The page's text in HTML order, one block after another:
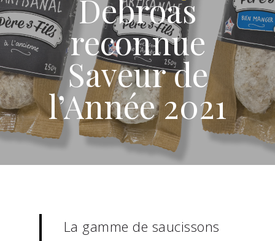
Debroas
reconnue
Saveur de
l’Année 2021
La gamme de saucissons